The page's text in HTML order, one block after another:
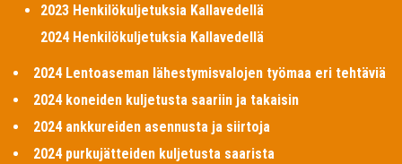
2023 Henkilökuljetuksia Kallavedellä
2024 Henkilökuljetuksia Kallavedellä
2024 Lentoaseman lähestymisvalojen työmaa eri tehtäviä
2024 koneiden kuljetusta saariin ja takaisin
2024 ankkureiden asennusta ja siirtoja
2024 purkujätteiden kuljetusta saarista